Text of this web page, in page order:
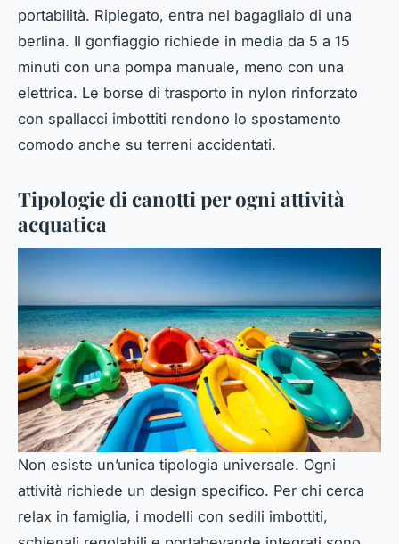
portabilità. Ripiegato, entra nel bagagliaio di una
berlina. Il gonfiaggio richiede in media da 5 a 15
minuti con una pompa manuale, meno con una
elettrica. Le borse di trasporto in nylon rinforzato
con spallacci imbottiti rendono lo spostamento
comodo anche su terreni accidentati.
Tipologie di canotti per ogni attività
acquatica
Non esiste un’unica tipologia universale. Ogni
attività richiede un design specifico. Per chi cerca
relax in famiglia, i modelli con sedili imbottiti,